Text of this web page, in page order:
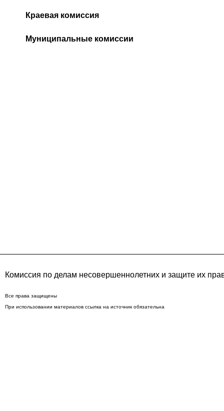
Краевая комиссия
Муниципальные комиссии
Комиссия по делам несовершеннолетних и защите их
Все права защищены
При использовании материалов ссылка на источник обязательна